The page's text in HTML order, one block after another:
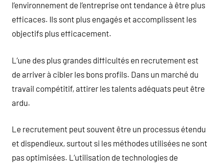
l’environnement de l’entreprise ont tendance à être plus
efficaces. Ils sont plus engagés et accomplissent les
objectifs plus efficacement.
L’une des plus grandes difficultés en recrutement est
de arriver à cibler les bons profils. Dans un marché du
travail compétitif, attirer les talents adéquats peut être
ardu.
Le recrutement peut souvent être un processus étendu
et dispendieux, surtout si les méthodes utilisées ne sont
pas optimisées. L’utilisation de technologies de